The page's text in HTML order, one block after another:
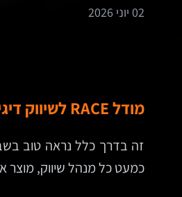
02 יוני 2026
מודל RACE לשיווק דיגיטלי: כך בונים מסע לקוח מדיד במקום לרדוף אחרי קמפיינים
זה בדרך כלל נראה טוב
כמעט כל מנהל שיווק, מוצר